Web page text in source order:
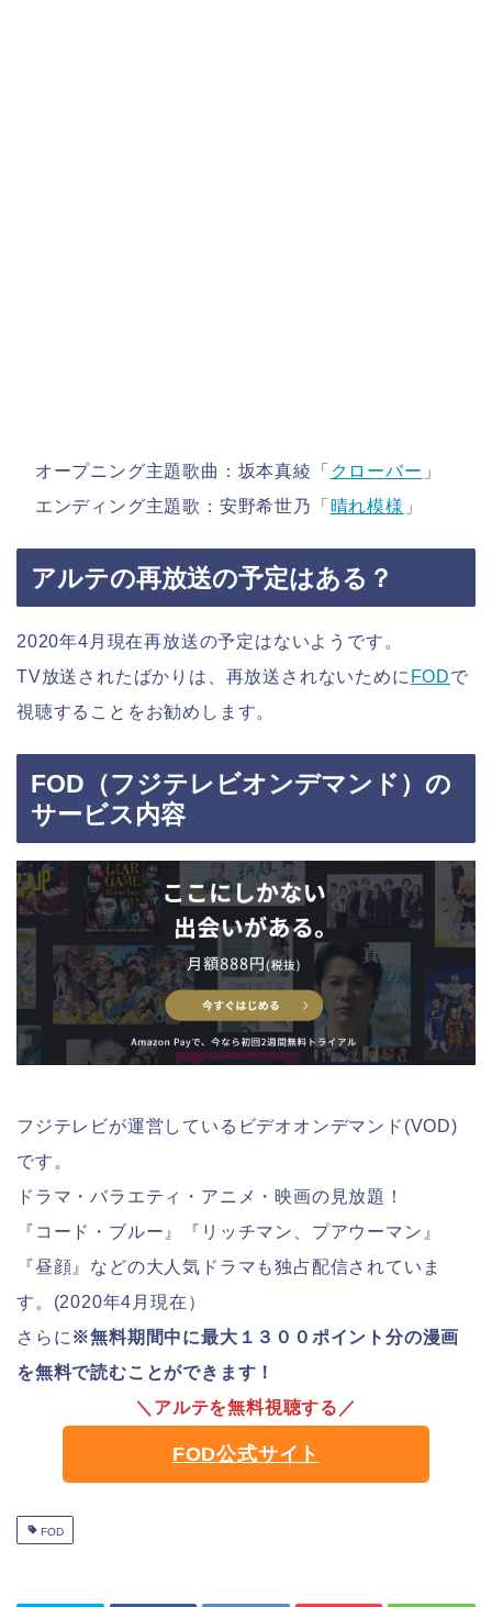
オープニング主題歌曲：坂本真綾「 クローバー 」
エンディング主題歌：安野希世乃「 晴れ模様 」
アルテの再放送の予定はある？
2020年4月現在再放送の予定はないようです。
TV放送されたばかりは、再放送されないために FODで
視聴することをお勧めします。
FOD（フジテレビオンデマンド）の
サービス内容
フジテレビが運営しているビデオオンデマンド(VOD)
です。
ドラマ・バラエティ・アニメ・映画の見放題！
『コード・ブルー』『リッチマン、プアウーマン』
『昼顔』などの大人気ドラマも独占配信されていま
す。(2020年4月現在）
さらに※無料期間中に最大１３００ポイント分の漫画
を無料で読むことができます！
＼アルテを無料視聴する／
FOD公式サイト
FOD